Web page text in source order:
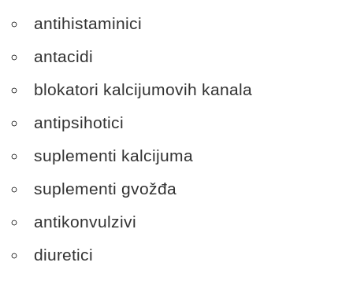
antihistaminici
antacidi
blokatori kalcijumovih kanala
antipsihotici
suplementi kalcijuma
suplementi gvožđa
antikonvulzivi
diuretici